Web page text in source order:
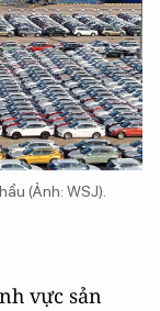
(Ảnh: WSJ).
vực sản